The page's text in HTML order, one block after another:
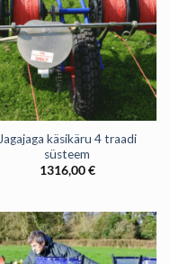
Jagajaga käsikäru 4 traadi
süsteem
1316,00€